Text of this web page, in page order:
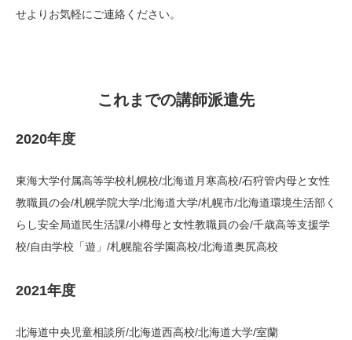
せよりお気軽にご連絡ください。
これまでの講師派遣先
2020年度
東海大学付属高等学校札幌校/北海道月寒高校/石狩管内母と女性
教職員の会/札幌学院大学/北海道大学/札幌市/北海道環境生活部く
らし安全局道民生活課/小樽母と女性教職員の会/千歳高等支援学
校/自由学校「遊」/札幌龍谷学園高校/北海道奥尻高校
2021年度
北海道中央児童相談所/北海道西高校/北海道大学/室蘭